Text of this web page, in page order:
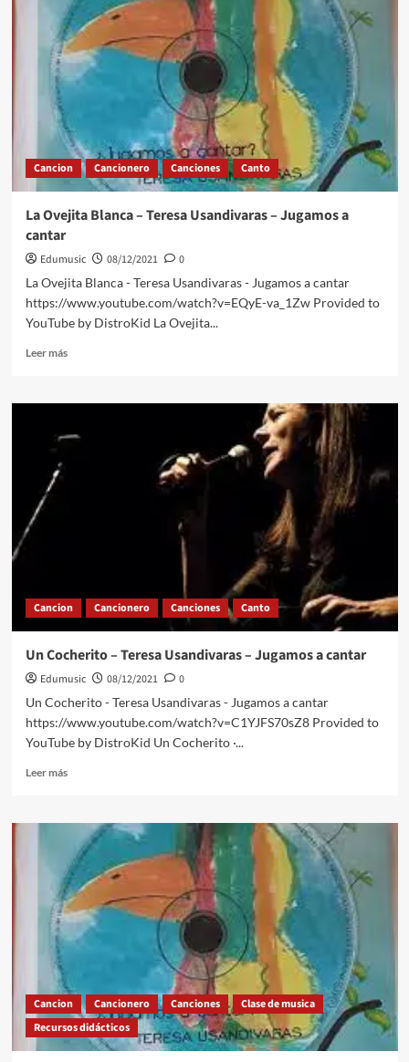
Teresa
Usandivaras
Cancion Cancionero Canciones Canto
La Ovejita Blanca – Teresa Usandivaras – Jugamos a
cantar
Edumusic 08/12/2021
0
La Ovejita Blanca - Teresa Usandivaras - Jugamos a cantar
https://www.youtube.com/watch?v=EQyE-va_1Zw Provided to
YouTube by DistroKid La Ovejita...
Leer másLeer
La
Blanca
Cancion Cancionero Canciones Canto
Un Cocherito – Teresa Usandivaras – Jugamos a cantar
Edumusic 08/12/2021
0
Un Cocherito - Teresa Usandivaras - Jugamos a cantar
https://www.youtube.com/watch?v=C1YJFS70sZ8 Provided to
YouTube by DistroKid Un Cocherito ·...
Leer másLeer
Un
Cocherito
Teresa
Usandivaras
–
Jugamos
a
Cancion Cancionero Canciones
Clase de musica
Recursos didácticos